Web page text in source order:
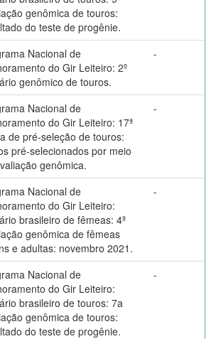
genômica de touros:
do teste de progênie.
Nacional de
do Gir Leiteiro: 2º
genômico de touros.
-
Nacional de
do Gir Leiteiro: 17ª
de pré-seleção de touros:
pré-selecionados por meio
genômica.
-
Nacional de
do Gir Leiteiro:
brasileiro de fêmeas: 4ª
genômica de fêmeas
e adultas: novembro 2021.
-
Nacional de
do Gir Leiteiro:
brasileiro de touros: 7a
genômica de touros:
do teste de progênie.
-